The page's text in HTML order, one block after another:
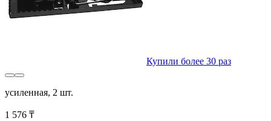
Купили более 30 раз
усиленная, 2 шт.
1 576 ₸